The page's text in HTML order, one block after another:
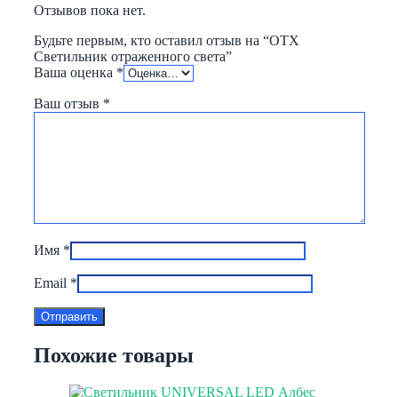
Отзывов пока нет.
Будьте первым, кто оставил отзыв на “OTX
Светильник отраженного света”
Ваша оценка *
Ваш отзыв *
Имя *
Email *
Похожие товары